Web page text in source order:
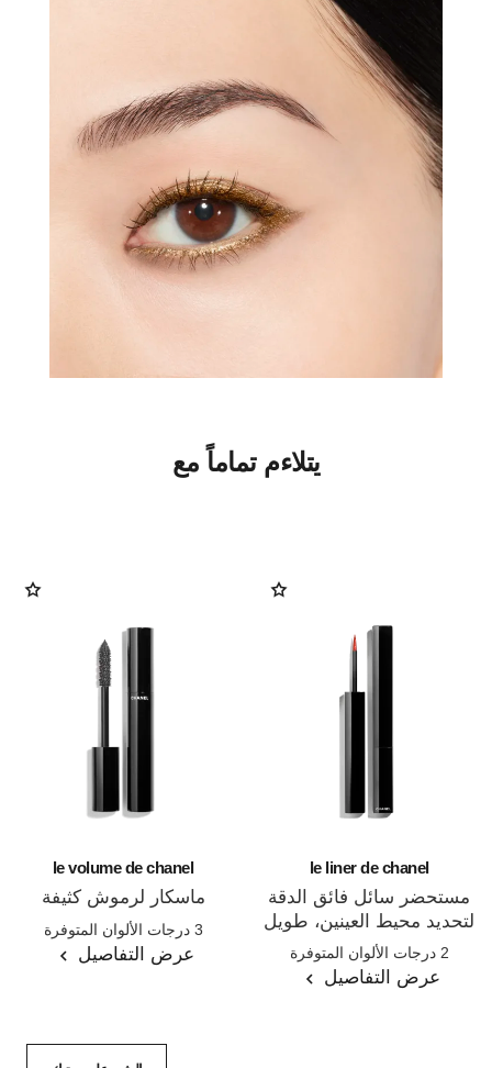
يتلاءم تماماً مع
le liner de chanel
مستحضر سائل فائق الدقة
لتحديد محيط العينين، طويل
الثبات ومقاوم للماءالمرجع 187542
2 درجات الألوان المتوفرة
عرض التفاصيل
le volume de chanel
ماسكار لرموش كثيفة
3 درجات الألوان المتوفرة
عرض التفاصيل